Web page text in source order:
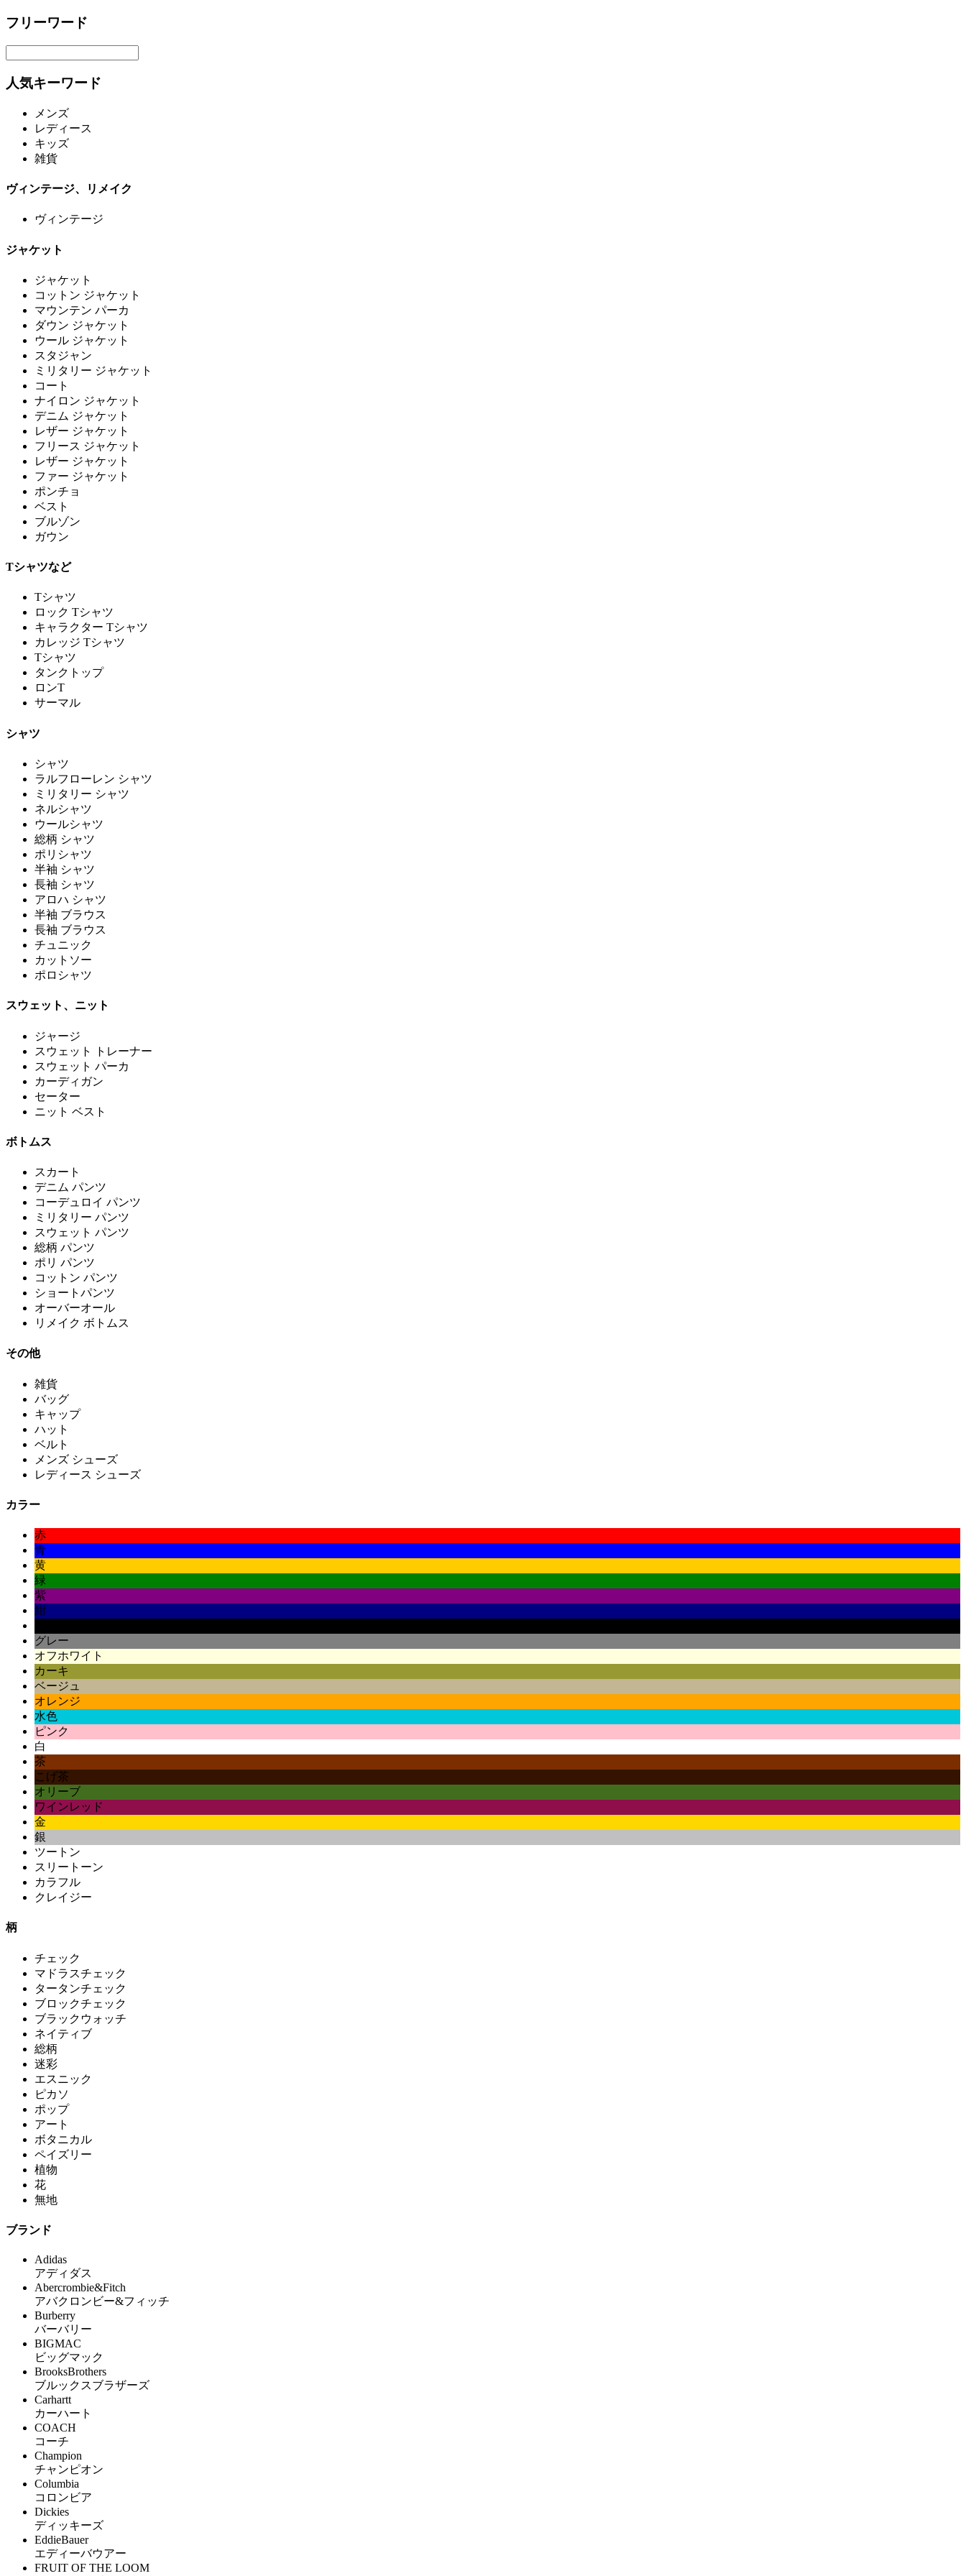
フリーワード
人気キーワード
メンズ
レディース
キッズ
雑貨
ヴィンテージ、リメイク
ヴィンテージ
ジャケット
ジャケット
コットン ジャケット
マウンテン パーカ
ダウン ジャケット
ウール ジャケット
スタジャン
ミリタリー ジャケット
コート
ナイロン ジャケット
デニム ジャケット
レザー ジャケット
フリース ジャケット
レザー ジャケット
ファー ジャケット
ポンチョ
ベスト
ブルゾン
ガウン
Tシャツなど
Tシャツ
ロック Tシャツ
キャラクター Tシャツ
カレッジ Tシャツ
Tシャツ
タンクトップ
ロンT
サーマル
シャツ
シャツ
ラルフローレン シャツ
ミリタリー シャツ
ネルシャツ
ウールシャツ
総柄 シャツ
ポリシャツ
半袖 シャツ
長袖 シャツ
アロハ シャツ
半袖 ブラウス
長袖 ブラウス
チュニック
カットソー
ポロシャツ
スウェット、ニット
ジャージ
スウェット トレーナー
スウェット パーカ
カーディガン
セーター
ニット ベスト
ボトムス
スカート
デニム パンツ
コーデュロイ パンツ
ミリタリー パンツ
スウェット パンツ
総柄 パンツ
ポリ パンツ
コットン パンツ
ショートパンツ
オーバーオール
リメイク ボトムス
その他
雑貨
バッグ
キャップ
ハット
ベルト
メンズ シューズ
レディース シューズ
カラー
赤
青
黄
緑
紫
紺
グレー
オフホワイト
カーキ
ベージュ
オレンジ
水色
ピンク
白
茶
こげ茶
オリーブ
ワインレッド
金
銀
ツートン
スリートーン
カラフル
クレイジー
柄
チェック
マドラスチェック
タータンチェック
ブロックチェック
ブラックウォッチ
ネイティブ
総柄
迷彩
エスニック
ピカソ
ポップ
アート
ボタニカル
ペイズリー
植物
花
無地
ブランド
Adidas
アディダス
Abercrombie&Fitch
アバクロンビー&フィッチ
Burberry
バーバリー
BIGMAC
ビッグマック
BrooksBrothers
ブルックスブラザーズ
Carhartt
カーハート
COACH
コーチ
Champion
チャンピオン
Columbia
コロンビア
Dickies
ディッキーズ
EddieBauer
エディーバウアー
FRUIT OF THE LOOM